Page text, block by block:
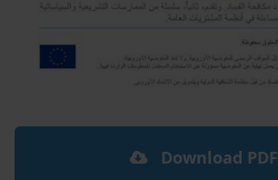
Download PDF